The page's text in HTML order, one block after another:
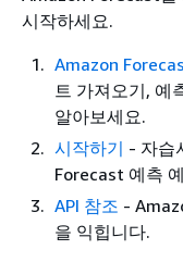
시작하세요.
Amazon
트 가져오기, 예
알아보세요.
시작하기 - 자습
Forecast 예측
API 참조 -
을 익힙니다.